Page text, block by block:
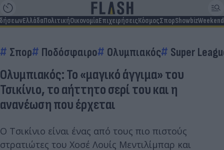
ΕλλάδαΠολιτικήΟικονομίαΕπιχειρήσειςΚόσμοςΣπορShowbizWeekend
Σπορ Ποδόσφαιρο Ολυμπιακός Super
Ολυμπιακός: Το «μαγικό άγγιμα» του
Τσικίνιο, το αήττητο σερί του και η
ανανέωση που έρχεται
Ο Τσικίνιο είναι ένας από τους πιο πιστούς
στρατιώτες του Χοσέ Λουίς Μεντιλίμπαρ και